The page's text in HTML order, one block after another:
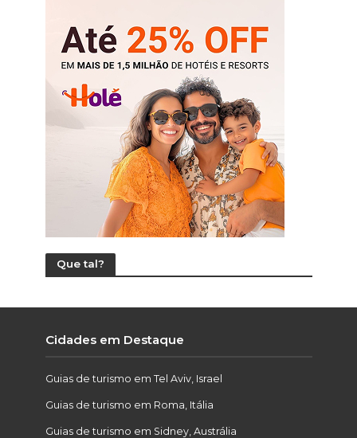
Que tal?
Cidades em Destaque
Guias de turismo em Tel Aviv, Israel
Guias de turismo em Roma, Itália
Guias de turismo em Sidney, Austrália